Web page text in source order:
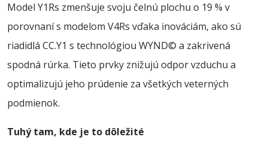
Model Y1Rs zmenšuje svoju čelnú plochu o 19 % v
porovnaní s modelom V4Rs vďaka inováciám, ako sú
riadidlá CC.Y1 s technológiou WYND© a zakrivená
spodná rúrka. Tieto prvky znižujú odpor vzduchu a
optimalizujú jeho prúdenie za všetkých veterných
podmienok.
Tuhý tam, kde je to dôležité